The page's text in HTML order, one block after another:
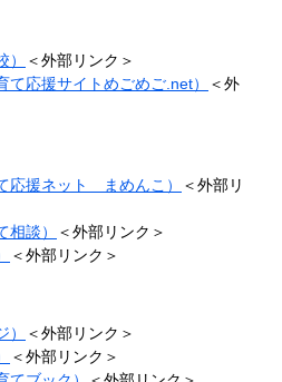
＜外部リンク＞
応援サイトめごめご.net）
＜外
応援ネット まめんこ）
＜外部リ
談）
＜外部リンク＞
＜外部リンク＞
＜外部リンク＞
＜外部リンク＞